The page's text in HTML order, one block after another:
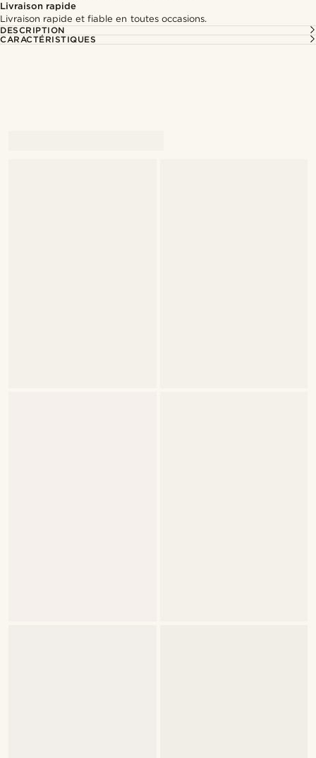
Livraison rapide
Livraison rapide et fiable en toutes occasions.
DESCRIPTION
CARACTÉRISTIQUES